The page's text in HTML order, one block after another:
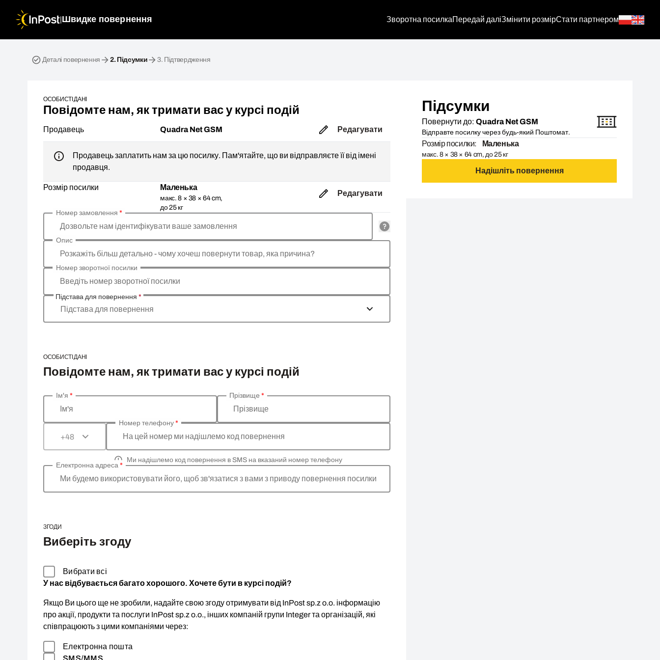
| Швидке повернення Зворотна посилкаПередай даліЗмінити розмірСтати партнером
Деталі повернення 2. Підсумки 3. Підтвердження
ОСОБИСТІ ДАНІ
Повідомте нам, як тримати вас у курсі подій
Продавець Quadra Net GSM Редагувати
Продавець заплатить нам за цю посилку. Пам'ятайте, що ви відправляєте її від імені
продавця.
Розмір посилки Маленька
макс. 8 × 38 × 64 cm,
до 25 кг
Редагувати
Дозвольте нам ідентифікувати ваше замовлення
Номер замовлення *
Розкажіть більш детально - чому хочеш повернути товар, яка причина?
Опис
Введіть номер зворотної посилки
Номер зворотної посилки
Підстава для повернення *
Підстава для повернення
ОСОБИСТІ ДАНІ
Повідомте нам, як тримати вас у курсі подій
Введіть ваші особисті дані
Ім'я
Ім'я *
Прізвище
Прізвище*
+48 На цей номер ми надішлемо код повернення
Номер телефону*
Ми надішлемо код повернення в SMS на вказаний номер телефону
Ми будемо використовувати його, щоб зв'язатися з вами з приводу повернення посилки
Електронна адреса*
ЗГОДИ
Виберіть згоду
Вибрати всі
У нас відбувається багато хорошого. Хочете бути в курсі подій?
Якщо Ви цього ще не зробили, надайте свою згоду отримувати від InPost sp.z o.o. інформацію
про акції, продукти та послуги InPost sp.z o.o., інших компаній групи Integer та організацій, які
співпрацюють з цими компаніями через:
Електронна пошта
Підсумки
Повернути до: Quadra Net GSM
Відправте посилку через будь-який Поштомат.
Розмір посилки: Маленька
макс. 8 × 38 × 64 cm, до 25 кг
Надішліть повернення